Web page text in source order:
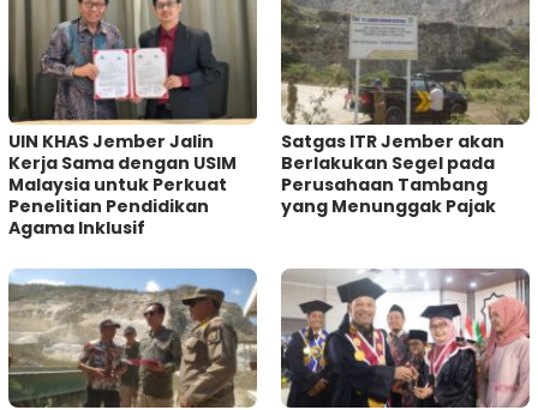
UIN KHAS Jember Jalin
Kerja Sama dengan USIM
Malaysia untuk Perkuat
Penelitian Pendidikan
Agama Inklusif
Satgas ITR Jember akan
Berlakukan Segel pada
Perusahaan Tambang
yang Menunggak Pajak